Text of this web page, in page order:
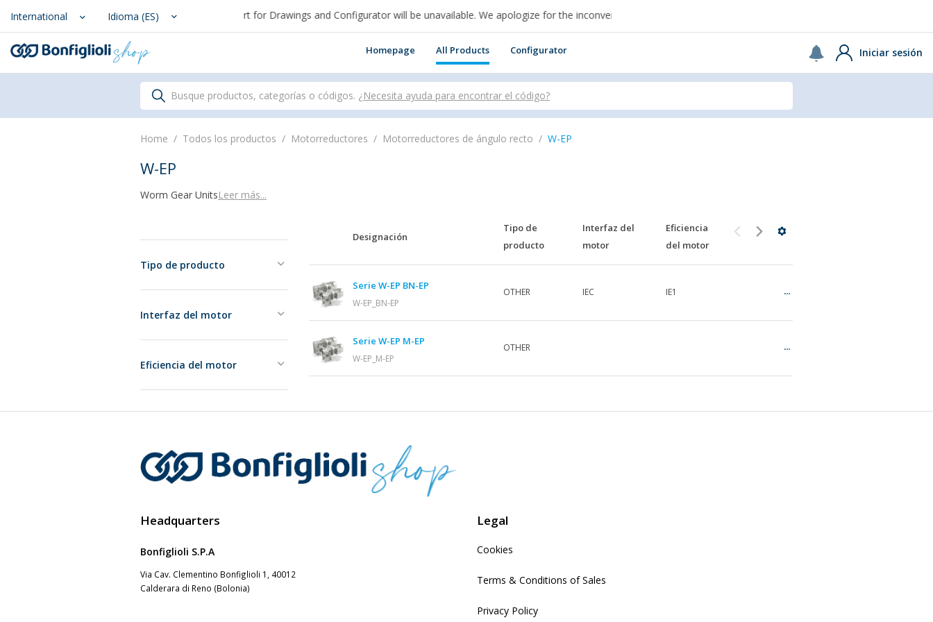
Scegli il Paese o territorio in cui sei per acquistare online.
International Idioma (ES)
From August 7th to September 1st, support for Drawings and Configurator will be unavailable. We apologize for the inconvenience.
Homepage All Products Configurator Iniciar sesión
Busque productos, categorías o códigos. ¿Necesita ayuda para encontrar el código?
Home Todos los productos Motorreductores Motorreductores de ángulo recto W-EP
W-EP
Worm Gear UnitsLeer más...
Tipo de producto
Interfaz del motor
Eficiencia del motor
Designación
Tipo de
producto
Interfaz del
motor
Eficiencia
del motor
Serie W-EP BN-EP
W-EP_BN-EP
OTHER IEC IE1
Serie W-EP M-EP
W-EP_M-EP
OTHER
Headquarters
Bonfiglioli S.P.A
Via Cav. Clementino Bonfiglioli 1, 40012
Calderara di Reno (Bolonia)
Legal
Cookies
Terms & Conditions of Sales
Privacy Policy